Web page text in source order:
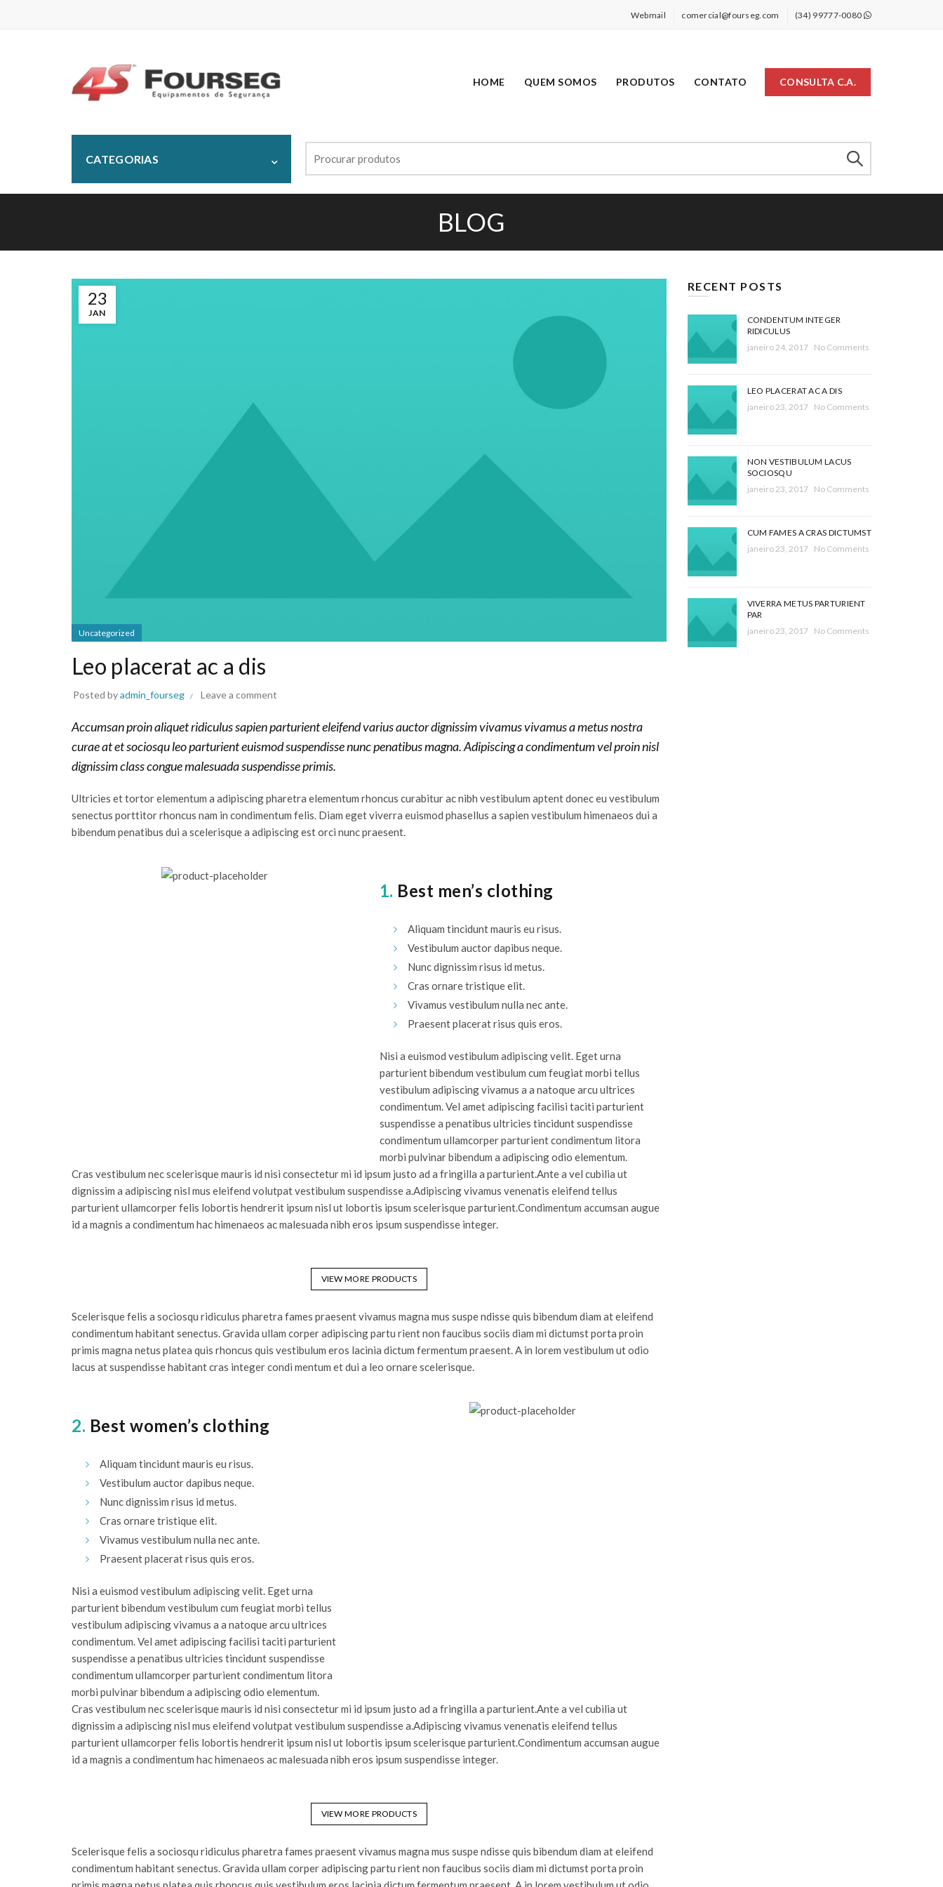
Webmail comercial@fourseg.com (34) 99777-0080
HOME QUEM SOMOS PRODUTOS CONTATO CONSULTA C.A.
CATEGORIAS
for:
BLOG
23
JAN
Uncategorized
Leo placerat ac a dis
Posted byadmin_fourseg Leave a comment
Accumsan proin aliquet ridiculus sapien parturient eleifend varius auctor dignissim vivamus vivamus a metus nostra
curae at et sociosqu leo parturient euismod suspendisse nunc penatibus magna. Adipiscing a condimentum vel proin nisl
dignissim class congue malesuada suspendisse primis.
Ultricies et tortor elementum a adipiscing pharetra elementum rhoncus curabitur ac nibh vestibulum aptent donec eu vestibulum
senectus porttitor rhoncus nam in condimentum felis. Diam eget viverra euismod phasellus a sapien vestibulum himenaeos dui a
bibendum penatibus dui a scelerisque a adipiscing est orci nunc praesent.
1. Best men’s clothing
Aliquam tincidunt mauris eu risus.
Vestibulum auctor dapibus neque.
Nunc dignissim risus id metus.
Cras ornare tristique elit.
Vivamus vestibulum nulla nec ante.
Praesent placerat risus quis eros.
Nisi a euismod vestibulum adipiscing velit. Eget urna
parturient bibendum vestibulum cum feugiat morbi tellus
vestibulum adipiscing vivamus a a natoque arcu ultrices
condimentum. Vel amet adipiscing facilisi taciti parturient
suspendisse a penatibus ultricies tincidunt suspendisse
condimentum ullamcorper parturient condimentum litora
morbi pulvinar bibendum a adipiscing odio elementum.
Cras vestibulum nec scelerisque mauris id nisi consectetur mi id ipsum justo ad a fringilla a parturient.Ante a vel cubilia ut
dignissim a adipiscing nisl mus eleifend volutpat vestibulum suspendisse a.Adipiscing vivamus venenatis eleifend tellus
parturient ullamcorper felis lobortis hendrerit ipsum nisl ut lobortis ipsum scelerisque parturient.Condimentum accumsan augue
id a magnis a condimentum hac himenaeos ac malesuada nibh eros ipsum suspendisse integer.
VIEW MORE PRODUCTS
Scelerisque felis a sociosqu ridiculus pharetra fames praesent vivamus magna mus suspe ndisse quis bibendum diam at eleifend
condimentum habitant senectus. Gravida ullam corper adipiscing partu rient non faucibus sociis diam mi dictumst porta proin
primis magna netus platea quis rhoncus quis vestibulum eros lacinia dictum fermentum praesent. A in lorem vestibulum ut odio
lacus at suspendisse habitant cras integer condi mentum et dui a leo ornare scelerisque.
2. Best women’s clothing
Aliquam tincidunt mauris eu risus.
Vestibulum auctor dapibus neque.
Nunc dignissim risus id metus.
Cras ornare tristique elit.
Vivamus vestibulum nulla nec ante.
Praesent placerat risus quis eros.
Nisi a euismod vestibulum adipiscing velit. Eget urna
parturient bibendum vestibulum cum feugiat morbi tellus
vestibulum adipiscing vivamus a a natoque arcu ultrices
condimentum. Vel amet adipiscing facilisi taciti parturient
suspendisse a penatibus ultricies tincidunt suspendisse
condimentum ullamcorper parturient condimentum litora
morbi pulvinar bibendum a adipiscing odio elementum.
Cras vestibulum nec scelerisque mauris id nisi consectetur mi id ipsum justo ad a fringilla a parturient.Ante a vel cubilia ut
dignissim a adipiscing nisl mus eleifend volutpat vestibulum suspendisse a.Adipiscing vivamus venenatis eleifend tellus
parturient ullamcorper felis lobortis hendrerit ipsum nisl ut lobortis ipsum scelerisque parturient.Condimentum accumsan augue
id a magnis a condimentum hac himenaeos ac malesuada nibh eros ipsum suspendisse integer.
VIEW MORE PRODUCTS
Scelerisque felis a sociosqu ridiculus pharetra fames praesent vivamus magna mus suspe ndisse quis bibendum diam at eleifend
condimentum habitant senectus. Gravida ullam corper adipiscing partu rient non faucibus sociis diam mi dictumst porta proin
RECENT POSTS
CONDENTUM INTEGER
RIDICULUS
janeiro 24, 2017
No Comments
LEO PLACERAT AC A DIS
janeiro 23, 2017
No Comments
NON VESTIBULUM LACUS
SOCIOSQU
janeiro 23, 2017
No Comments
CUM FAMES A CRAS DICTUMST
janeiro 23, 2017
No Comments
VIVERRA METUS PARTURIENT
PAR
janeiro 23, 2017
No Comments